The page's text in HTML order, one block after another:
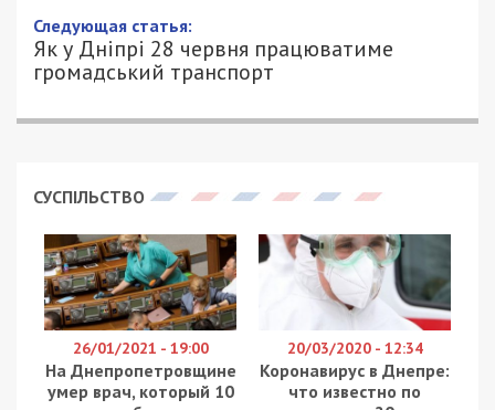
Следующая статья:
Як у Дніпрі 28 червня працюватиме
громадський транспорт
СУСПІЛЬСТВО
26/01/2021 - 19:00
На Днепропетровщине
умер врач, который 10
20/03/2020 - 12:34
Коронавирус в Днепре:
что известно по